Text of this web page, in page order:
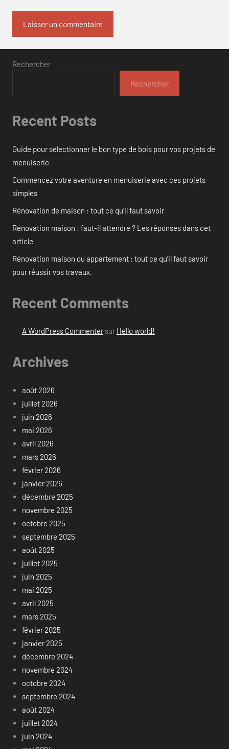
Rechercher
Rechercher
Recent Posts
Guide pour sélectionner le bon type de bois pour vos projets de
menuiserie
Commencez votre aventure en menuiserie avec ces projets
simples
Rénovation de maison : tout ce qu’il faut savoir
Rénovation maison : faut-il attendre ? Les réponses dans cet
article
Rénovation maison ou appartement : tout ce qu’il faut savoir
pour réussir vos travaux.
Recent Comments
A WordPress Commentersur Hello world!
Archives
août 2026
juillet 2026
juin 2026
mai 2026
avril 2026
mars 2026
février 2026
janvier 2026
décembre 2025
novembre 2025
octobre 2025
septembre 2025
août 2025
juillet 2025
juin 2025
mai 2025
avril 2025
mars 2025
février 2025
janvier 2025
décembre 2024
novembre 2024
octobre 2024
septembre 2024
août 2024
juillet 2024
juin 2024